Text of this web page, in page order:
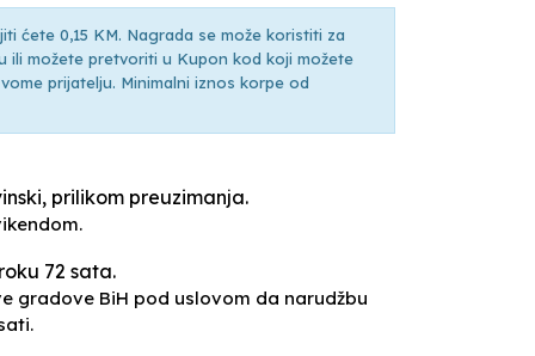
ćete 0,15 KM. Nagrada se može koristiti za
ili možete pretvoriti u Kupon kod koji možete
prijatelju. Minimalni iznos korpe od
prilikom preuzimanja.
72 sata.
gradove BiH pod uslovom da narudžbu